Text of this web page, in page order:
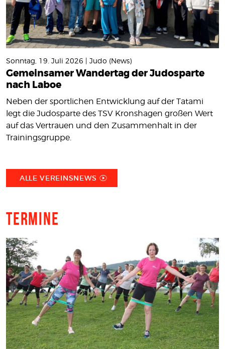
Sonntag, 19. Juli 2026 | Judo (News)
Gemeinsamer Wandertag der Judosparte
nach Laboe
Neben der sportlichen Entwicklung auf der Tatami
legt die Judosparte des TSV Kronshagen großen Wert
auf das Vertrauen und den Zusammenhalt in der
Trainingsgruppe.
ALLE VEREINSNEWS
Termine